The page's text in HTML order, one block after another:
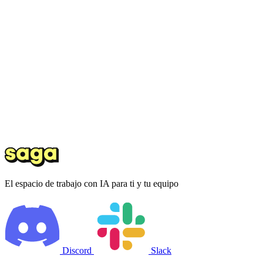
El espacio de trabajo con IA para ti y tu equipo
Discord Slack